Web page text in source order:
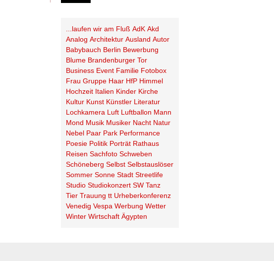
...laufen wir am Fluß AdK Akd
Analog Architektur Ausland Autor
Babybauch Berlin Bewerbung
Blume Brandenburger Tor
Business Event Familie Fotobox
Frau Gruppe Haar HfP Himmel
Hochzeit Italien Kinder Kirche
Kultur Kunst Künstler Literatur
Lochkamera Luft Luftballon Mann
Mond Musik Musiker Nacht Natur
Nebel Paar Park Performance
Poesie Politik Porträt Rathaus
Reisen Sachfoto Schweben
Schöneberg Selbst Selbstauslöser
Sommer Sonne Stadt Streetlife
Studio Studiokonzert SW Tanz
Tier Trauung tt Urheberkonferenz
Venedig Vespa Werbung Wetter
Winter Wirtschaft Ägypten